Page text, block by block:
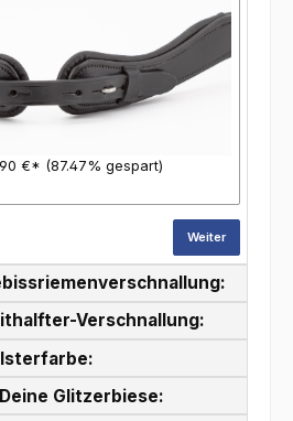
€* (87.47% gespart)
Weiter
Verschnallung:
Glitzerbiese: